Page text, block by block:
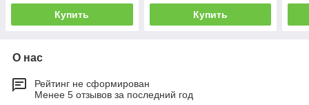
Купить Купить
О нас
Рейтинг не сформирован
Менее 5 отзывов за последний год